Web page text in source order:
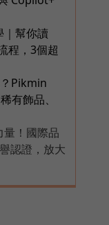
幫你讀
程，3個超
Pikmin
有飾品、
！國際品
認證，放大